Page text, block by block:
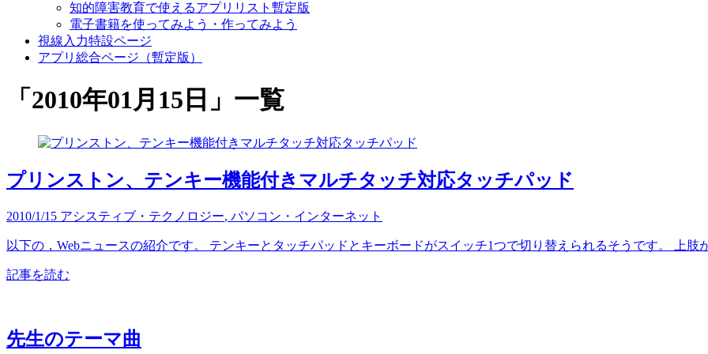
知的障害教育で使えるアプリリスト暫定版
電子書籍を使ってみよう・作ってみよう
視線入力特設ページ
アプリ総合ページ（暫定版）
「 2010年01月15日 」 一覧
プリンストン、テンキー機能付きマルチタッチ対応タッチパッド
2010/1/15 アシスティブ・テクノロジー, パソコン・インターネット
以下の，Webニュースの紹介です。 テンキーとタッチパッドとキーボードがスイッチ1つで切り替えられるそうです。 上肢
記事を読む
先生のテーマ曲